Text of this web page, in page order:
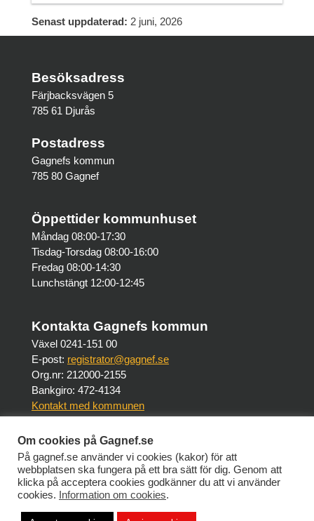
Senast uppdaterad: 2 juni, 2026
Besöksadress
Färjbacksvägen 5
785 61 Djurås
Postadress
Gagnefs kommun
785 80 Gagnef
Öppettider kommunhuset
Måndag 08:00-17:30
Tisdag-Torsdag 08:00-16:00
Fredag 08:00-14:30
Lunchstängt 12:00-12:45
Kontakta Gagnefs kommun
Växel 0241-151 00
E-post: registrator@gagnef.se
Org.nr: 212000-2155
Bankgiro: 472-4134
Kontakt med kommunen
Om webbplatsen
Om Gagnef.se
Tillgänglighet på Gagnef.se
Intranät (personalsidor)
Om cookies på Gagnef.se
På gagnef.se använder vi cookies (kakor) för att
webbplatsen ska fungera på ett bra sätt för dig. Genom att
klicka på acceptera cookies godkänner du att vi använder
cookies.
Information om cookies.